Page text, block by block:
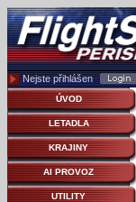
Nejste přihlášen
ÚVOD
LETADLA
KRAJINY
AI PROVOZ
UTILITY